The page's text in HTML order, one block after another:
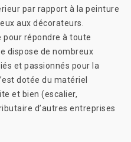
par rapport à la peinture
aux décorateurs.
pour répondre à toute
dispose de nombreux
et passionnés pour la
dotée du matériel
et bien (escalier,
d’autres entreprises